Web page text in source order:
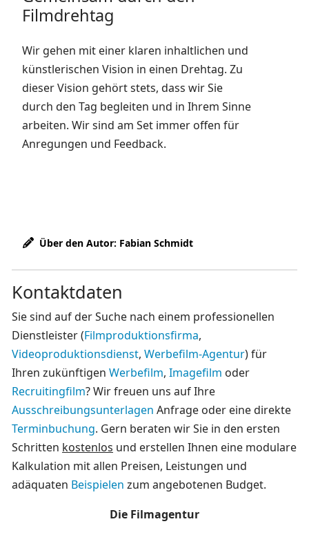
Filmdrehtag
Wir gehen mit einer klaren inhaltlichen und
künstlerischen Vision in einen Drehtag. Zu
dieser Vision gehört stets, dass wir Sie
durch den Tag begleiten und in Ihrem Sinne
arbeiten. Wir sind am Set immer offen für
Anregungen und Feedback.
Über den Autor: Fabian Schmidt
Kontaktdaten
Sie sind auf der Suche nach einem professionellen
Dienstleister (Filmproduktionsfirma,
Videoproduktionsdienst, Werbefilm-Agentur) für
Ihren zukünftigen Werbefilm, Imagefilm oder
Recruitingfilm? Wir freuen uns auf Ihre
Ausschreibungsunterlagen Anfrage oder eine direkte
Terminbuchung. Gern beraten wir Sie in den ersten
Schritten kostenlos und erstellen Ihnen eine modulare
Kalkulation mit allen Preisen, Leistungen und
adäquaten Beispielen zum angebotenen Budget.
Die Filmagentur